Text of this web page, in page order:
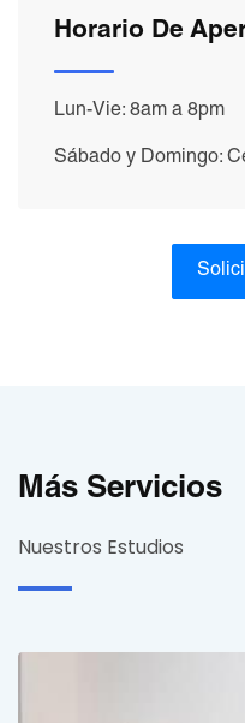
Horario De
Lun-Vie: 8am a 8pm
Sábado y Domingo:
Más Servicios
Nuestros Estudios